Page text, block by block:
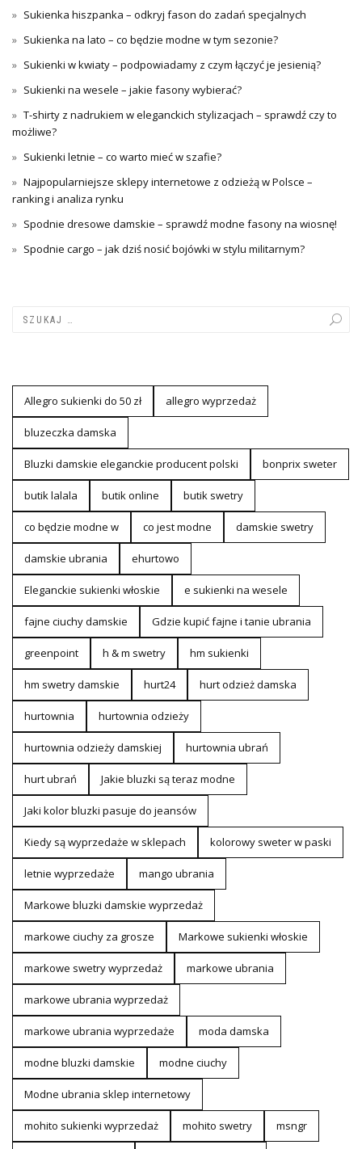
Sukienka hiszpanka – odkryj fason do zadań specjalnych
Sukienka na lato – co będzie modne w tym sezonie?
Sukienki w kwiaty – podpowiadamy z czym łączyć je jesienią?
Sukienki na wesele – jakie fasony wybierać?
T-shirty z nadrukiem w eleganckich stylizacjach – sprawdź czy to
możliwe?
Sukienki letnie – co warto mieć w szafie?
Najpopularniejsze sklepy internetowe z odzieżą w Polsce –
ranking i analiza rynku
Spodnie dresowe damskie – sprawdź modne fasony na wiosnę!
Spodnie cargo – jak dziś nosić bojówki w stylu militarnym?
Allegro sukienki do 50 zł allegro wyprzedaż
bluzeczka damska
Bluzki damskie eleganckie producent polski bonprix sweter
butik lalala butik online butik swetry
co będzie modne w co jest modne damskie swetry
damskie ubrania ehurtowo
Eleganckie sukienki włoskie e sukienki na wesele
fajne ciuchy damskie Gdzie kupić fajne i tanie ubrania
greenpoint h & m swetry hm sukienki
hm swetry damskie hurt24 hurt odzież damska
hurtownia hurtownia odzieży
hurtownia odzieży damskiej hurtownia ubrań
hurt ubrań Jakie bluzki są teraz modne
Jaki kolor bluzki pasuje do jeansów
Kiedy są wyprzedaże w sklepach kolorowy sweter w paski
letnie wyprzedaże mango ubrania
Markowe bluzki damskie wyprzedaż
markowe ciuchy za grosze Markowe sukienki włoskie
markowe swetry wyprzedaż markowe ubrania
markowe ubrania wyprzedaż
markowe ubrania wyprzedaże moda damska
modne bluzki damskie modne ciuchy
Modne ubrania sklep internetowy
mohito sukienki wyprzedaż mohito swetry msngr